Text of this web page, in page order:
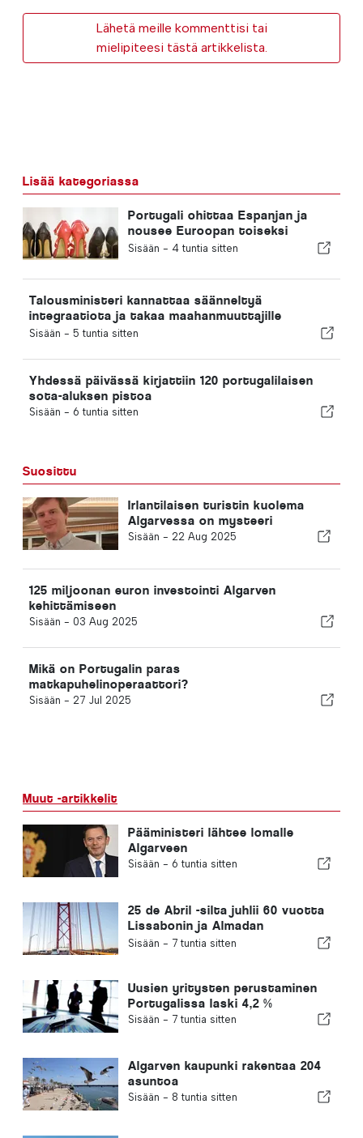
Lähetä meille kommenttisi tai
mielipiteesi tästä artikkelista.
Lisää kategoriassa
Portugali ohittaa Espanjan ja
nousee Euroopan toiseksi
suurimmaksi jalkineiden
Sisään - 4 tuntia sitten
Talousministeri kannattaa säänneltyä
integraatiota ja takaa maahanmuuttajille
nopeutetun menettelyn
Sisään - 5 tuntia sitten
Yhdessä päivässä kirjattiin 120 portugalilaisen
sota-aluksen pistoa
Sisään - 6 tuntia sitten
Suosittu
Irlantilaisen turistin kuolema
Algarvessa on mysteeri
Sisään - 22 Aug 2025
125 miljoonan euron investointi Algarven
kehittämiseen
Sisään - 03 Aug 2025
Mikä on Portugalin paras
matkapuhelinoperaattori?
Sisään - 27 Jul 2025
Muut -artikkelit
Pääministeri lähtee lomalle
Algarveen
Sisään - 6 tuntia sitten
25 de Abril -silta juhlii 60 vuotta
Lissabonin ja Almadan
yhdistämistä
Sisään - 7 tuntia sitten
Uusien yritysten perustaminen
Portugalissa laski 4,2 %
Sisään - 7 tuntia sitten
Algarven kaupunki rakentaa 204
asuntoa
Sisään - 8 tuntia sitten